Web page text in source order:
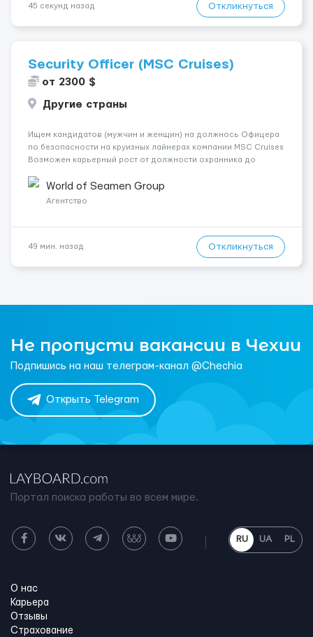
45 секунд назад Откликнуться
Security Officer (MSC Cruises)
от 2300 $
Другие страны
Ищем кандидатов (мужчин и женщин) на должнось Офицера
по безопасности на круизных лайнерах компании MSC Cruises
Возможен карьерный рост от должности охранника до
начальника охраны и начальника охраны. График работы
посменный, суммарной продолж...
World of Seamen Group
Агентство
49 мин. назад Откликнуться
Не пропусти вакансии в Чехии
Подпишись на наш телеграм-канал @Chechia
Открыть Telegram
Портал поиска работы во всем мире.
RU UA PL
О нас
Карьера
Отзывы
Страхование